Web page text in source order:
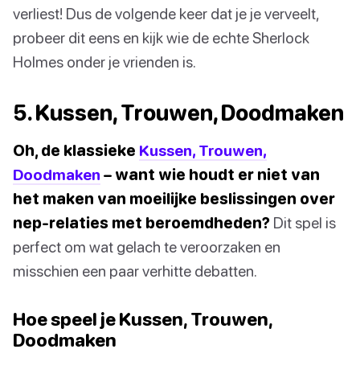
verliest! Dus de volgende keer dat je je verveelt,
probeer dit eens en kijk wie de echte Sherlock
Holmes onder je vrienden is.
5. Kussen, Trouwen, Doodmaken
Oh, de klassieke Kussen, Trouwen,
Doodmaken – want wie houdt er niet van
het maken van moeilijke beslissingen over
nep-relaties met beroemdheden? Dit spel is
perfect om wat gelach te veroorzaken en
misschien een paar verhitte debatten.
Hoe speel je Kussen, Trouwen,
Doodmaken